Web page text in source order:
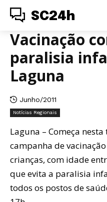
SC24h
Vacinação
paralisia
Laguna
Junho/2011
Notícias Regionais
Laguna – Começa
campanha de
crianças, com idade
que evita a paralisia
todos os postos de